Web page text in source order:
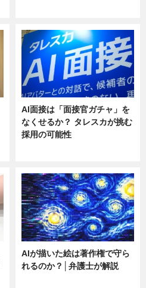
AI面接は「面接官ガチャ」を
なくせるか？ タレスカが挑む
採用の可能性
AIが描いた絵は著作権で守ら
れるのか？│弁護士が解説